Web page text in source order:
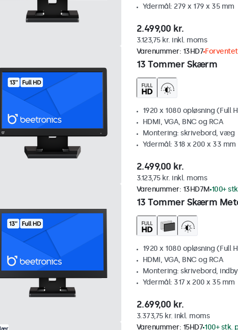
Ydermål: 279 x 179 x 35 mm
2.499,00 kr.
3.123,75 kr. inkl. moms
13 Tommer Skærm
Varenummer: 13HD7
1920 x 1080 opløsning (Full
HDMI, VGA, BNC og RCA
Montering: skrivebord, væg
Ydermål: 318 x 200 x 33 mm
2.499,00 kr.
3.123,75 kr. inkl. moms
13 Tommer Skærm
Varenummer: 13HD7M 100+
1920 x 1080 opløsning (Full
HDMI, VGA, BNC og RCA
Montering: skrivebord,
Ydermål: 317 x 200 x 35 mm
2.699,00 kr.
3.373,75 kr. inkl. moms
Varenummer: 15HD7 100+ stk.